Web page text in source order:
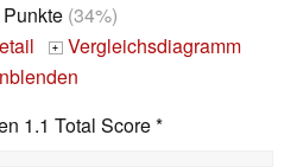
(34%)
+ Vergleichsdiagramm
1.1 Total Score *